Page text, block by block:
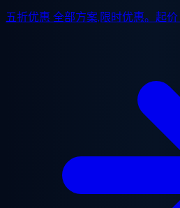
五折优惠 全部方案,限时优惠。起价